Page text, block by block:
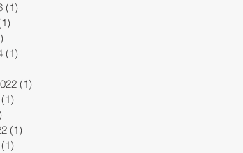
(1)
(1)
(1)
(1)
(1)
(1)